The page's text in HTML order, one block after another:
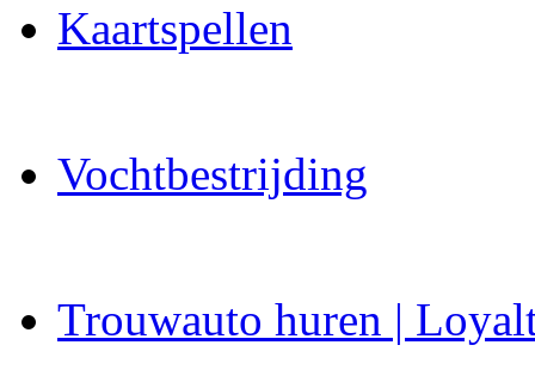
Kaartspellen
Vochtbestrijding
Trouwauto huren |